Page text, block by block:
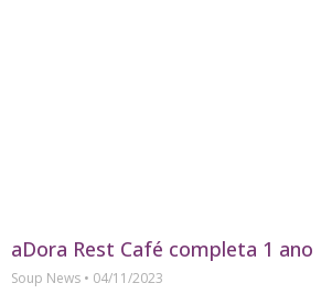
aDora Rest Café completa 1 ano
Soup News
04/11/2023